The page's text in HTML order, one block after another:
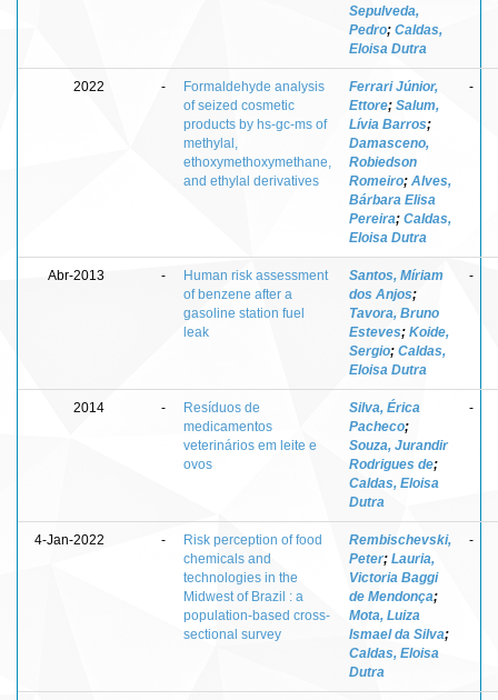
Sepulveda,
Pedro; Caldas,
Eloisa Dutra
2022 -
Formaldehyde analysis
of seized cosmetic
products by hs-gc-ms of
methylal,
ethoxymethoxymethane,
and ethylal derivatives
Ferrari Júnior,
Ettore; Salum,
Lívia Barros;
Damasceno,
Robiedson
Romeiro; Alves,
Bárbara Elisa
Pereira; Caldas,
Eloisa Dutra
-
Abr-2013 -
Human risk assessment
of benzene after a
gasoline station fuel
leak
Santos, Míriam
dos Anjos;
Tavora, Bruno
Esteves; Koide,
Sergio; Caldas,
Eloisa Dutra
-
2014 -
Resíduos de
medicamentos
veterinários em leite e
ovos
Silva, Érica
Pacheco;
Souza, Jurandir
Rodrigues de;
Caldas, Eloisa
Dutra
-
4-Jan-2022 -
Risk perception of food
chemicals and
technologies in the
Midwest of Brazil : a
population-based cross-
sectional survey
Rembischevski,
Peter; Lauria,
Victoria Baggi
de Mendonça;
Mota, Luiza
Ismael da Silva;
Caldas, Eloisa
Dutra
-